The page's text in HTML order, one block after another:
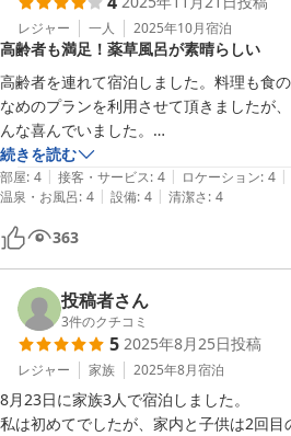
お客様にご想像いただきました通り、
やかな紅葉に包まれ、今の時期とはまた
楽しみいただけます。
秋には美しい紅葉が広がりますので、ぜ
食事を楽しみにお越しくださいませ。
またのお帰りを心よりお待ちしておりま
三献の宿〜木之本〜
2026-06-10
レジャー 一人 2025年10月宿泊
高齢者も満足！薬草風呂が素晴らしい
高齢者を連れて宿泊しました。料理も食
なめのプランを利用させて頂きましたが
んな喜んでいました。
お風呂は残念ながら温泉ではありません
度は体験していただきたいです。
また、湖北方面に行く際は、こちらにお
続きを読む
部屋: 4 | 接客・サービス: 4 | ロケーション: 4 |
温泉・お風呂: 4 | 設備: 4 | 清潔さ: 4
363
投稿者さん
3件のクチコミ
5 2025年8月25日投稿
レジャー 家族 2025年8月宿泊
8月23日に家族3人で宿泊しました。
私は初めてでしたが、家内と子供は2回目